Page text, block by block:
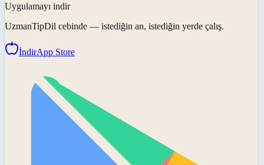
Uygulamayı indir
UzmanTipDil cebinde — istediğin an, istediğin yerde çalış.
İndirApp Store